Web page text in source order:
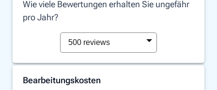
Wie viele Bewertungen erhalten Sie ungefähr
pro Jahr?
500 reviews
Bearbeitungskosten